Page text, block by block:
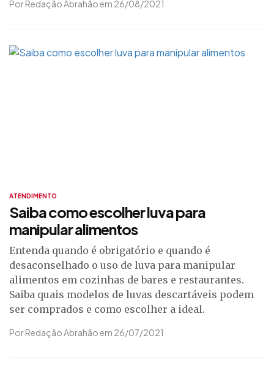
Por Redação Abrahão em 26/08/2021
ATENDIMENTO
Saiba como escolher luva para
manipular alimentos
Entenda quando é obrigatório e quando é
desaconselhado o uso de luva para manipular
alimentos em cozinhas de bares e restaurantes.
Saiba quais modelos de luvas descartáveis podem
ser comprados e como escolher a ideal.
Por Redação Abrahão em 26/07/2021